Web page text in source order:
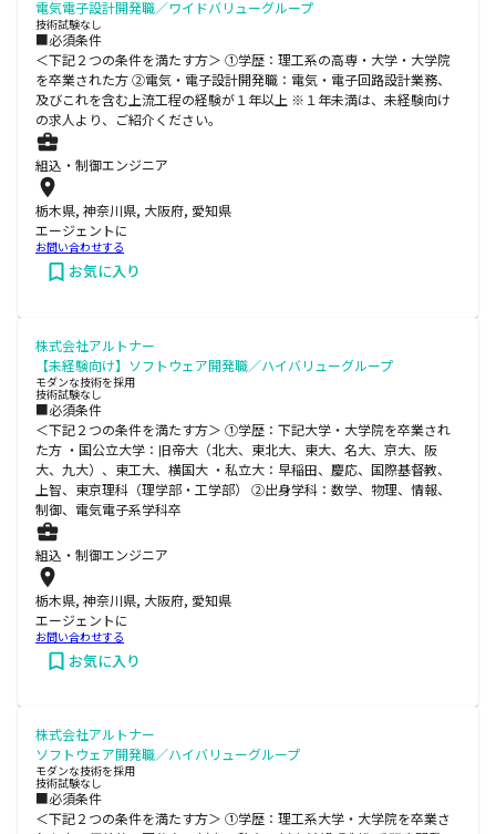
電気電子設計開発職／ワイドバリューグループ
技術試験なし
■必須条件
＜下記２つの条件を満たす方＞ ①学歴：理工系の高専・大学・大学院
を卒業された方 ②電気・電子設計開発職：電気・電子回路設計業務、
及びこれを含む上流工程の経験が１年以上 ※１年未満は、未経験向け
の求人より、ご紹介ください。
組込・制御エンジニア
栃木県, 神奈川県, 大阪府, 愛知県
エージェントに
お問い合わせする
お気に入り
株式会社アルトナー
【未経験向け】ソフトウェア開発職／ハイバリューグループ
モダンな技術を採用
技術試験なし
■必須条件
＜下記２つの条件を満たす方＞ ①学歴：下記大学・大学院を卒業され
た方 ・国公立大学：旧帝大（北大、東北大、東大、名大、京大、阪
大、九大）、東工大、横国大 ・私立大：早稲田、慶応、国際基督教、
上智、東京理科（理学部・工学部） ②出身学科：数学、物理、情報、
制御、電気電子系学科卒
組込・制御エンジニア
栃木県, 神奈川県, 大阪府, 愛知県
エージェントに
お問い合わせする
お気に入り
株式会社アルトナー
ソフトウェア開発職／ハイバリューグループ
モダンな技術を採用
技術試験なし
■必須条件
＜下記２つの条件を満たす方＞ ①学歴：理工系大学・大学院を卒業さ